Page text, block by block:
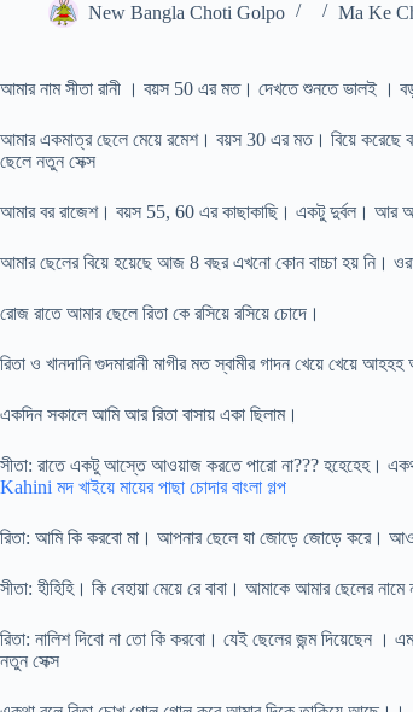
New Bangla Choti Golpo Ma Ke
আমার নাম সীতা রানী । বয়স 50 এর মত। দেখতে শুনতে ভালই ।
আমার একমাত্র ছেলে মেয়ে রমেশ। বয়স 30 এর মত। বিয়ে
ছেলে নতুন সেক্স
আমার বর রাজেশ। বয়স 55, 60 এর কাছাকাছি। একটু দুর্বল। আর
আমার ছেলের বিয়ে হয়েছে আজ 8 বছর এখনো কোন বাচ্চা হয় নি। ওরা
রোজ রাতে আমার ছেলে রিতা কে রসিয়ে রসিয়ে চোদে।
রিতা ও খানদানি গুদমারানী মাগীর মত স্বামীর গাদন খেয়ে খেয়ে
একদিন সকালে আমি আর রিতা বাসায় একা ছিলাম।
সীতা: রাতে একটু আস্তে আওয়াজ করতে পারো না??? হহেহেহ।
Kahini মদ খাইয়ে মায়ের পাছা চোদার বাংলা গল্প
রিতা: আমি কি করবো মা। আপনার ছেলে যা জোড়ে জোড়ে করে।
সীতা: হীহিহি। কি বেহায়া মেয়ে রে বাবা। আমাকে আমার ছেলের নামে
রিতা: নালিশ দিবো না তো কি করবো। যেই ছেলের জন্ম দিয়েছেন
নতুন সেক্স